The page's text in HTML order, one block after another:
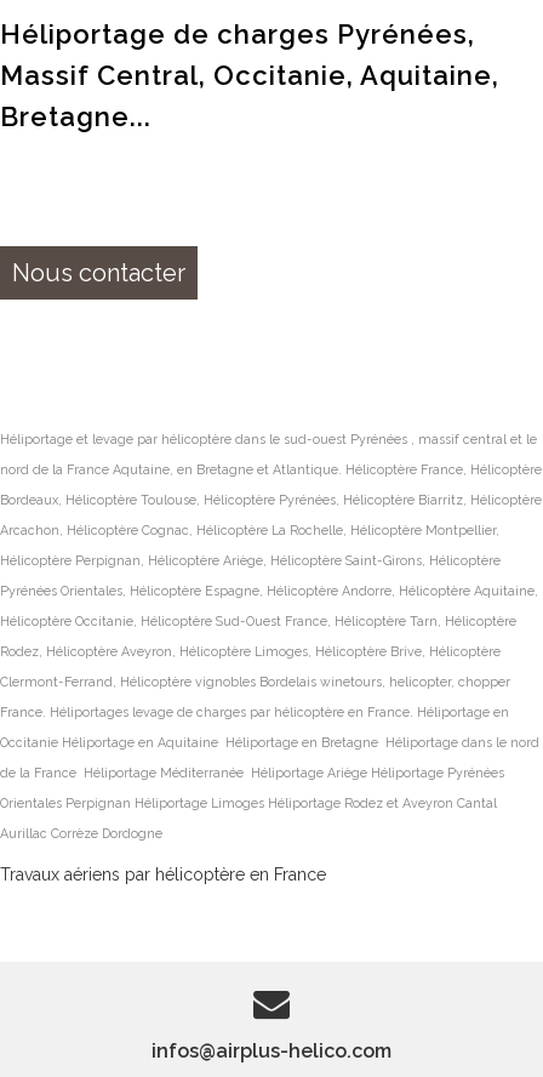
Héliportage de charges Pyrénées,
Massif Central, Occitanie, Aquitaine,
Bretagne...
Nous contacter
Héliportage et levage par hélicoptère dans le sud-ouest Pyrénées , massif central et le
nord de la France Aqutaine, en Bretagne et Atlantique. Hélicoptère France, Hélicoptère
Bordeaux, Hélicoptère Toulouse, Hélicoptère Pyrénées, Hélicoptère Biarritz, Hélicoptère
Arcachon, Hélicoptère Cognac, Hélicoptère La Rochelle, Hélicoptère Montpellier,
Hélicoptère Perpignan, Hélicoptère Ariège, Hélicoptère Saint-Girons, Hélicoptère
Pyrénées Orientales, Hélicoptère Espagne, Hélicoptère Andorre, Hélicoptère Aquitaine,
Hélicoptère Occitanie, Hélicoptère Sud-Ouest France, Hélicoptère Tarn, Hélicoptère
Rodez, Hélicoptère Aveyron, Hélicoptère Limoges, Hélicoptère Brive, Hélicoptère
Clermont-Ferrand, Hélicoptère vignobles Bordelais winetours, helicopter, chopper
France. Héliportages levage de charges par hélicoptère en France. Héliportage en
Occitanie Héliportage en Aquitaine Héliportage en Bretagne Héliportage dans le nord
de la France Héliportage Méditerranée Héliportage Ariège Héliportage Pyrénées
Orientales Perpignan Héliportage Limoges Héliportage Rodez et Aveyron Cantal
Aurillac Corrèze Dordogne
Travaux aériens par hélicoptère en France
infos@airplus-helico.com